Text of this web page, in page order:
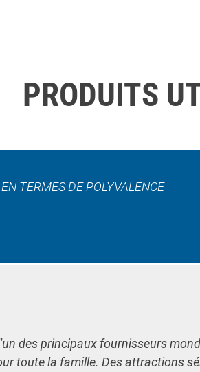
PRODUITS
TERMES DE POLYVALENCE
des principaux fournisseurs
toute la famille. Des attractions